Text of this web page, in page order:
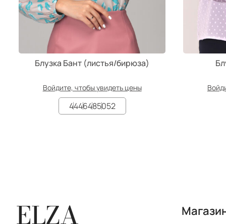
Блузка Бант (листья/бирюза)
Войдите, чтобы увидеть цены
4446485052
ELZA